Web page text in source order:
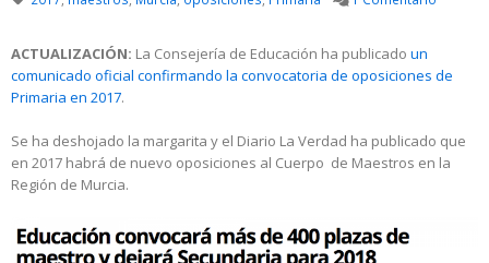
ACTUALIZACIÓN: La Consejería de Educación ha publicado un
comunicado oficial confirmando la convocatoria de oposiciones de
Primaria en 2017.
Se ha deshojado la margarita y el Diario La Verdad ha publicado que
en 2017 habrá de nuevo oposiciones al Cuerpo de Maestros en la
Región de Murcia.